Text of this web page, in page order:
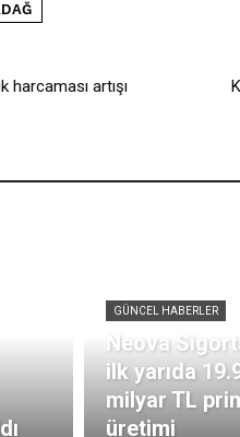
harcaması artışı
GÜNCEL HABERLER
Neova
ilk yarıda
milyar TL
üretimi